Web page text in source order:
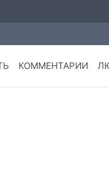
КОММЕНТАРИИ